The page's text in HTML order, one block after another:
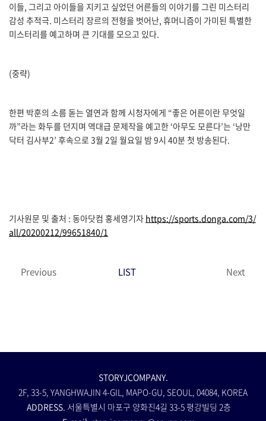
이들, 그리고 아이들을 지키고 싶었던 어른들의 이야기를 그린 미스터리
감성 추적극. 미스터리 장르의 전형을 벗어난, 휴머니즘이 가미된 특별한
미스터리를 예고하며 큰 기대를 모으고 있다.
(중략)
한편 박훈의 소름 돋는 열연과 함께 시청자에게 “좋은 어른이란 무엇일
까”라는 화두를 던지며 역대급 문제작을 예고한 ‘아무도 모른다’는 ‘낭만
닥터 김사부2’ 후속으로 3월 2일 월요일 밤 9시 40분 첫 방송된다.
기사원문 및 출처 : 동아닷컴 홍세영기자 https://sports.donga.com/3/
all/20200212/99651840/1
Previous LIST Next
STORYJCOMPANY.
2F, 33-5, YANGHWAJIN 4-GIL, MAPO-GU, SEOUL, 04084, KOREA
ADDRESS. 서울특별시 마포구 양화진4길 33-5 평강빌딩 2층